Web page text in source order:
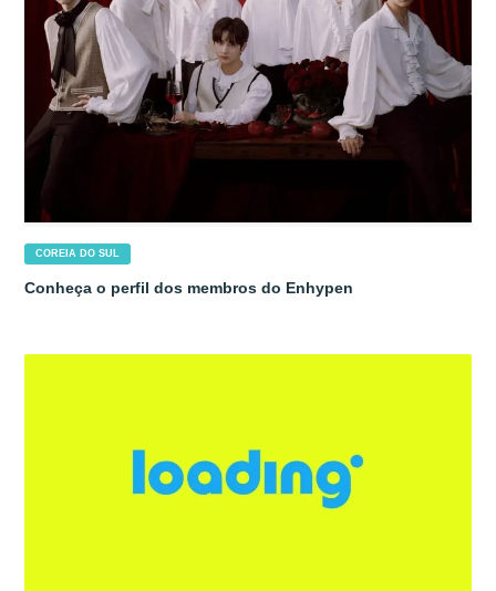
COREIA DO SUL
Conheça o perfil dos membros do Enhypen